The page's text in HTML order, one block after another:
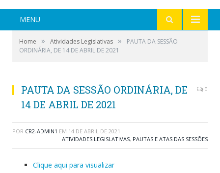
MENU
Home » Atividades Legislativas »
PAUTA DA SESSÃO
ORDINÁRIA, DE 14 DE ABRIL DE 2021
PAUTA DA SESSÃO ORDINÁRIA, DE
14 DE ABRIL DE 2021
0
POR CR2-ADMIN1 EM 14 DE ABRIL DE 2021
ATIVIDADES LEGISLATIVAS, PAUTAS E ATAS DAS SESSÕES
Clique aqui para visualizar